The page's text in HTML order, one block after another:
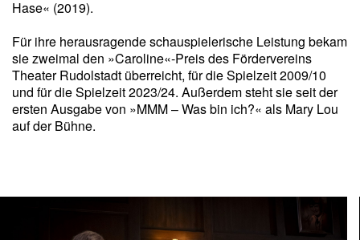
Hase« (2019).
Für ihre herausragende schauspielerische Leistung bekam
sie zweimal den »Caroline«-Preis des Fördervereins
Theater Rudolstadt überreicht, für die Spielzeit 2009/10
und für die Spielzeit 2023/24. Außerdem steht sie seit der
ersten Ausgabe von »MMM – Was bin ich?« als Mary Lou
auf der Bühne.